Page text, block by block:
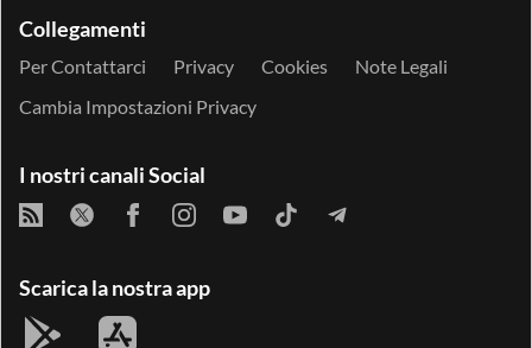
Collegamenti
Per Contattarci Privacy Cookies
Note Legali
Cambia Impostazioni Privacy
I nostri canali Social
Scarica la nostra app